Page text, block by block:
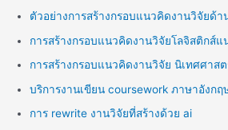
ตัวอย่างการสร้างกรอบแนวคิดงานวิจัยด้
การสร้างกรอบแนวคิดงานวิจัยโลจิสติกส์แ
การสร้างกรอบแนวคิดงานวิจัย นิเทศศาส
บริการงานเขียน coursework ภาษาอังกฤ
การ rewrite งานวิจัยที่สร้างด้วย ai